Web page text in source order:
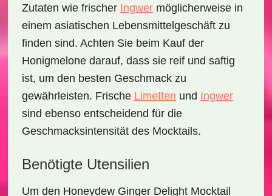
Zutaten wie frischer Ingwermöglicherweise in
einem asiatischen Lebensmittelgeschäft zu
finden sind. Achten Sie beim Kauf der
Honigmelone darauf, dass sie reif und saftig
ist, um den besten Geschmack zu
gewährleisten. Frische Limetten und Ingwer
sind ebenso entscheidend für die
Geschmacksintensität des Mocktails.
Benötigte Utensilien
Um den Honeydew Ginger Delight Mocktail